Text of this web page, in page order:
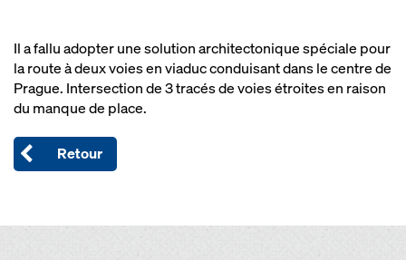
Il a fallu adopter une solution architectonique spéciale pour
la route à deux voies en viaduc conduisant dans le centre de
Prague. Intersection de 3 tracés de voies étroites en raison
du manque de place.
Retour